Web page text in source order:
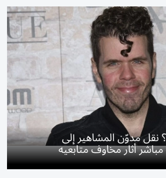
نقل مدوّن المشاهير إلى
أثار مخاوف متابعيه